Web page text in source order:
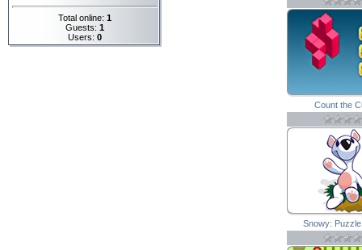
Total online: 1
Guests: 1
Users: 0
Count the
Snowy: